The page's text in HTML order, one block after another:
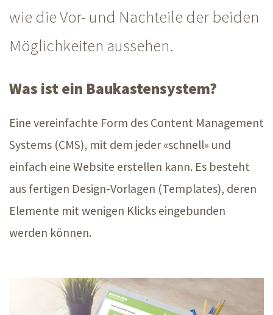
wie die Vor- und Nachteile der beiden
Möglichkeiten aussehen.
Was ist ein Baukastensystem?
Eine vereinfachte Form des Content Management
Systems (CMS), mit dem jeder «schnell» und
einfach eine Website erstellen kann. Es besteht
aus fertigen Design-Vorlagen (Templates), deren
Elemente mit wenigen Klicks eingebunden
werden können.